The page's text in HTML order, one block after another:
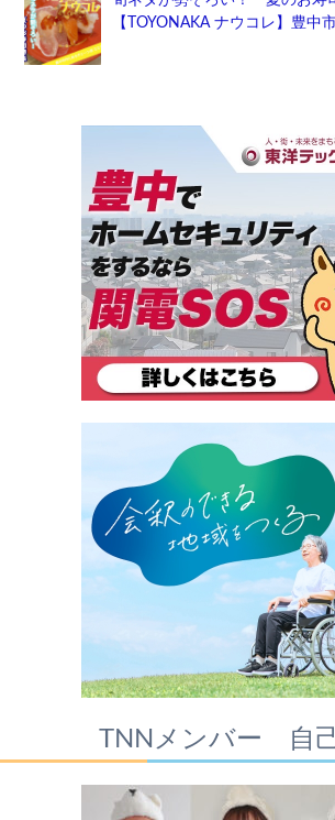
【TOYONAKA ナウコレ】豊中
TNNメンバー 自